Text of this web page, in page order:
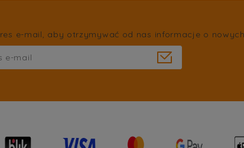
e-mail, aby otrzymywać od nas informacje o